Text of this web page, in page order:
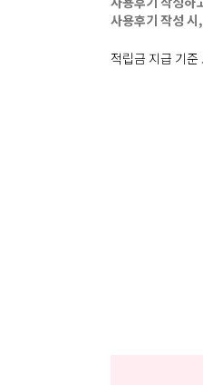
사용후기 작성
적립금 지급 기준